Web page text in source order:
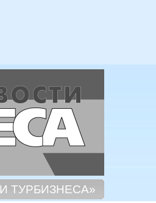
ТУРБИЗНЕСА»